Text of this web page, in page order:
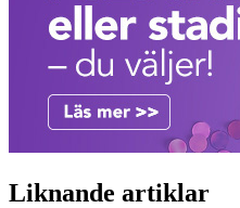
Liknande artiklar